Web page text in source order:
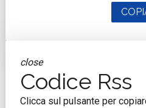
close
Codice Rss
Clicca sul pulsante per